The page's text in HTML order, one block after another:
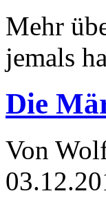
Mehr
jemals
Die
Von